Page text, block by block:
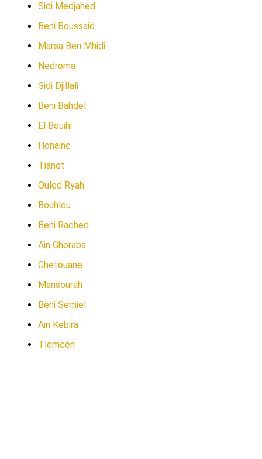
Sidi Medjahed
Beni Boussaid
Marsa Ben Mhidi
Nedroma
Sidi Djillali
Beni Bahdel
El Bouihi
Honaine
Tianet
Ouled Ryah
Bouhlou
Beni Rached
Ain Ghoraba
Chetouane
Mansourah
Beni Semiel
Ain Kebira
Tlemcen